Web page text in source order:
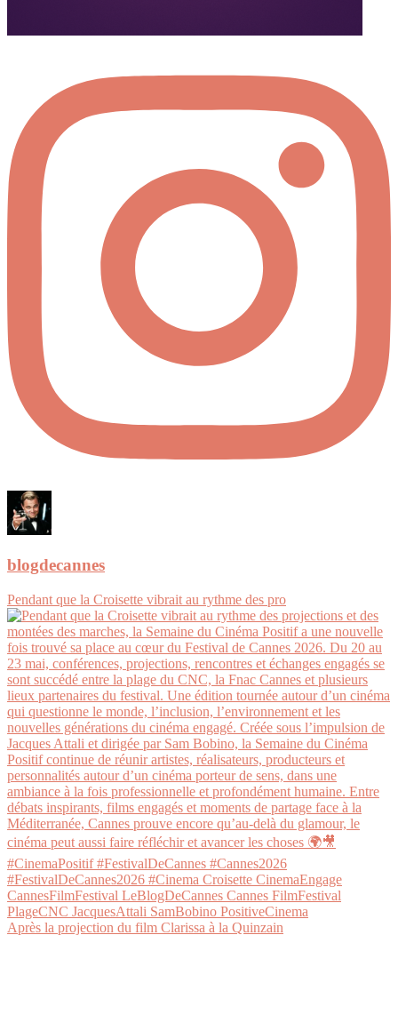
blogdecannes
Pendant que la Croisette vibrait au rythme des pro
Après la projection du film Clarissa à la Quinzain